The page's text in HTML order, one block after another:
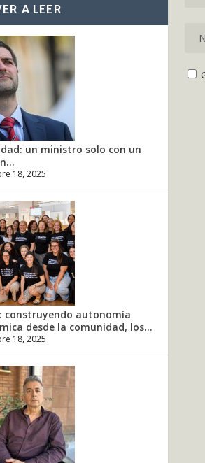
A LEER
un ministro solo con un
18, 2025
construyendo autonomía
desde la comunidad, los...
18, 2025